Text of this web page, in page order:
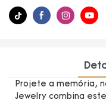
Projete a memória,
Jewelry combina